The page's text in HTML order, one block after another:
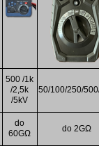
500 /1k
/2,5k
/5kV
50/100/250/
do
60GΩ
do 2GΩ